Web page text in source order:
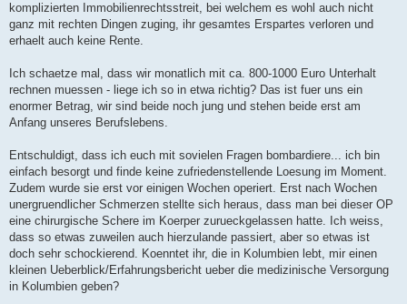
komplizierten Immobilienrechtsstreit, bei welchem es wohl auch nicht
ganz mit rechten Dingen zuging, ihr gesamtes Erspartes verloren und
erhaelt auch keine Rente.
Ich schaetze mal, dass wir monatlich mit ca. 800-1000 Euro Unterhalt
rechnen muessen - liege ich so in etwa richtig? Das ist fuer uns ein
enormer Betrag, wir sind beide noch jung und stehen beide erst am
Anfang unseres Berufslebens.
Entschuldigt, dass ich euch mit sovielen Fragen bombardiere... ich bin
einfach besorgt und finde keine zufriedenstellende Loesung im Moment.
Zudem wurde sie erst vor einigen Wochen operiert. Erst nach Wochen
unergruendlicher Schmerzen stellte sich heraus, dass man bei dieser OP
eine chirurgische Schere im Koerper zurueckgelassen hatte. Ich weiss,
dass so etwas zuweilen auch hierzulande passiert, aber so etwas ist
doch sehr schockierend. Koenntet ihr, die in Kolumbien lebt, mir einen
kleinen Ueberblick/Erfahrungsbericht ueber die medizinische Versorgung
in Kolumbien geben?